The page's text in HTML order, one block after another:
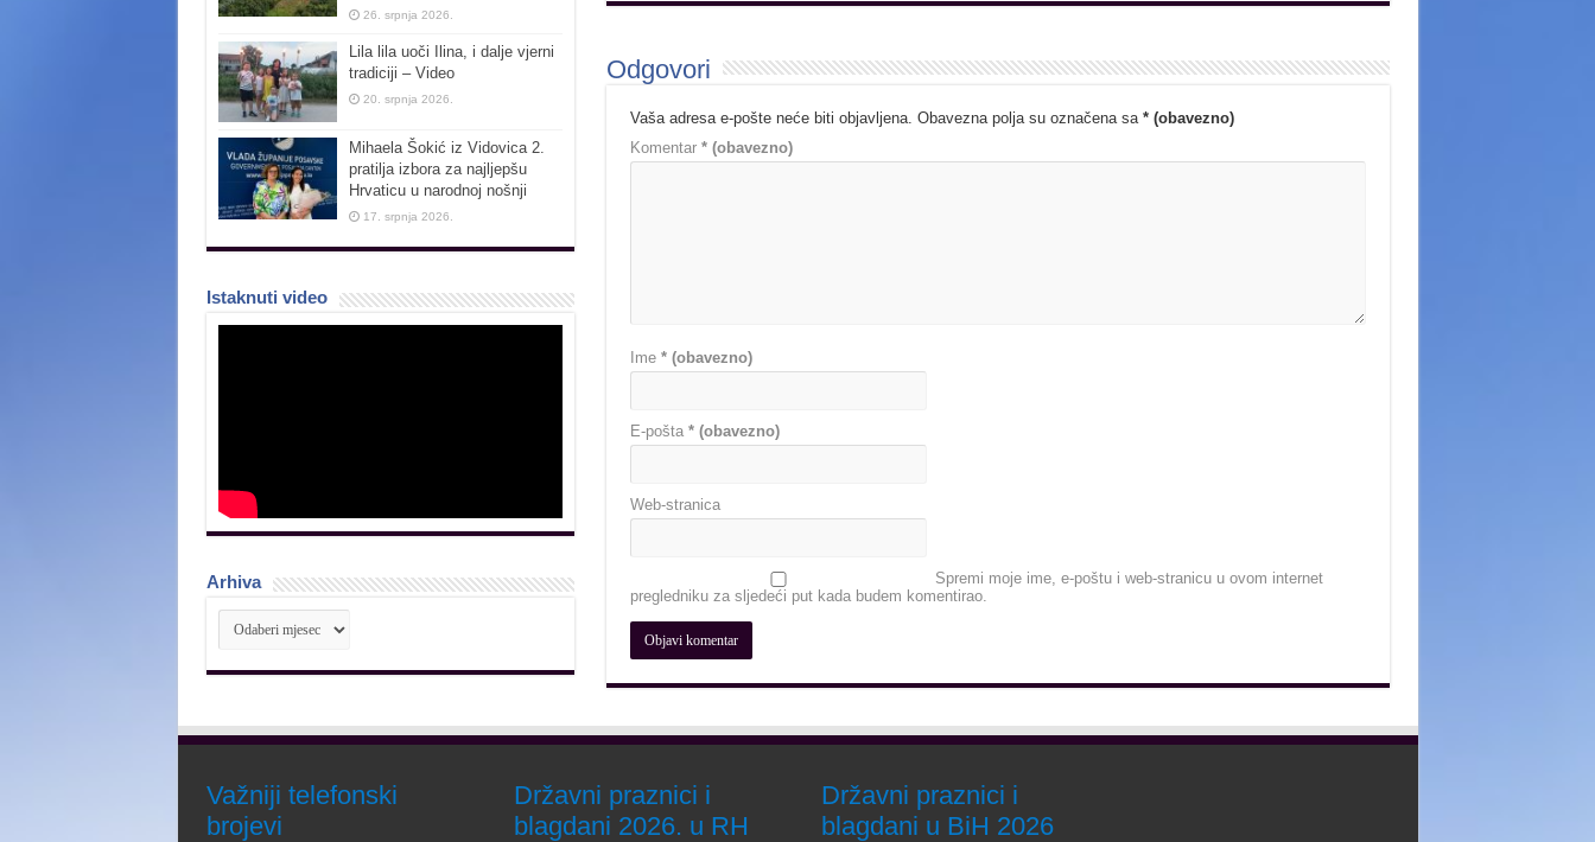
Odgovori
Vaša adresa e-pošte neće biti objavljena. Obavezna polja su označena sa * (obavezno)
Komentar * (obavezno)
Ime * (obavezno)
E-pošta * (obavezno)
Web-stranica
Spremi moje ime, e-poštu i web-stranicu u ovom internet
pregledniku za sljedeći put kada budem komentirao.
26. srpnja 2026.
Lila lila uoči Ilina, i dalje vjerni
tradiciji – Video
20. srpnja 2026.
Mihaela Šokić iz Vidovica 2.
pratilja izbora za najljepšu
Hrvaticu u narodnoj nošnji
17. srpnja 2026.
Istaknuti video
Arhiva
Arhiva
Važniji telefonski
brojevi
Državni praznici i
blagdani 2026. u RH
Državni praznici i
blagdani u BiH 2026